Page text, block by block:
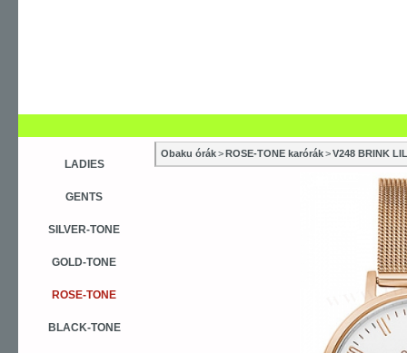
LADIES
GENTS
SILVER-TONE
GOLD-TONE
ROSE-TONE
BLACK-TONE
Obaku órák>ROSE-TONE karórák>V248 BRINK